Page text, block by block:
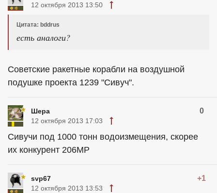
12 октября 2013 13:50
Цитата: bddrus
есть аналоги?
Советские ракетные корабли на воздушной
подушке проекта 1239 "Сивуч".
Шера 0
12 октября 2013 17:03
Сивучи под 1000 тонн водоизмещения, скорее
их конкурент 206МР
svp67 +1
12 октября 2013 13:53